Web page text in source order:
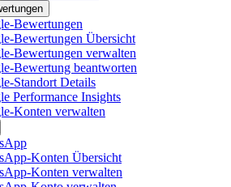
Bewertungen
Bewertungen Übersicht
Bewertungen verwalten
Bewertung beantworten
Standort Details
Performance Insights
Konten verwalten
Konten Übersicht
Konten verwalten